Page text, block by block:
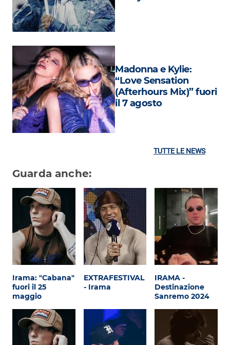
Madonna e Kylie:
“Love Sensation
(Afterhours Mix)” fuori
il 7 agosto
TUTTE LE NEWS
Guarda anche:
Irama: "Cabana"
fuori il 25
maggio
EXTRAFESTIVAL
- Irama
IRAMA -
Destinazione
Sanremo 2024